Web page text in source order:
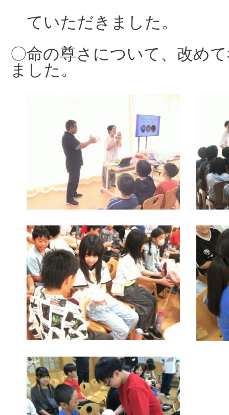
ていただきました。
〇命の尊さについて、改め
ました。